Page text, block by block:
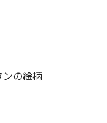
の絵柄